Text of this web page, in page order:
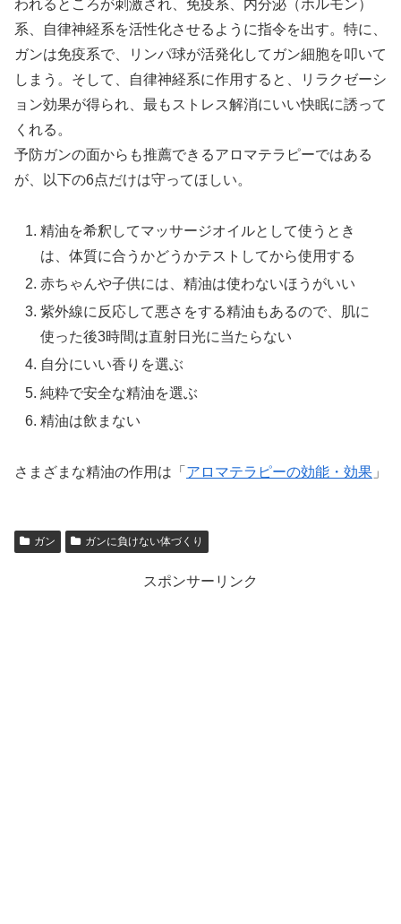
われるところが刺激され、免疫系、内分泌（ホルモン）
系、自律神経系を活性化させるように指令を出す。特に、
ガンは免疫系で、リンパ球が活発化してガン細胞を叩いて
しまう。そして、自律神経系に作用すると、リラクゼーシ
ョン効果が得られ、最もストレス解消にいい快眠に誘って
くれる。
予防ガンの面からも推薦できるアロマテラピーではある
が、以下の6点だけは守ってほしい。
精油を希釈してマッサージオイルとして使うとき
は、体質に合うかどうかテストしてから使用する
赤ちゃんや子供には、精油は使わないほうがいい
紫外線に反応して悪さをする精油もあるので、肌に
使った後3時間は直射日光に当たらない
自分にいい香りを選ぶ
純粋で安全な精油を選ぶ
精油は飲まない
さまざまな精油の作用は「 アロマテラピーの効能・効果 」
ガン ガンに負けない体づくり
スポンサーリンク